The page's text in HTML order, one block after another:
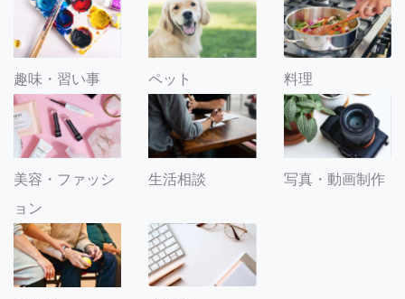
趣味・習い事 ペット 料理
美容・ファッシ
ョン
生活相談 写真・動画制作